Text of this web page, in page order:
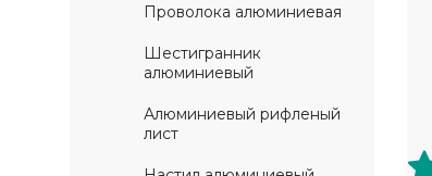
Проволока алюминиевая
Шестигранник
алюминиевый
Алюминиевый рифленый
лист